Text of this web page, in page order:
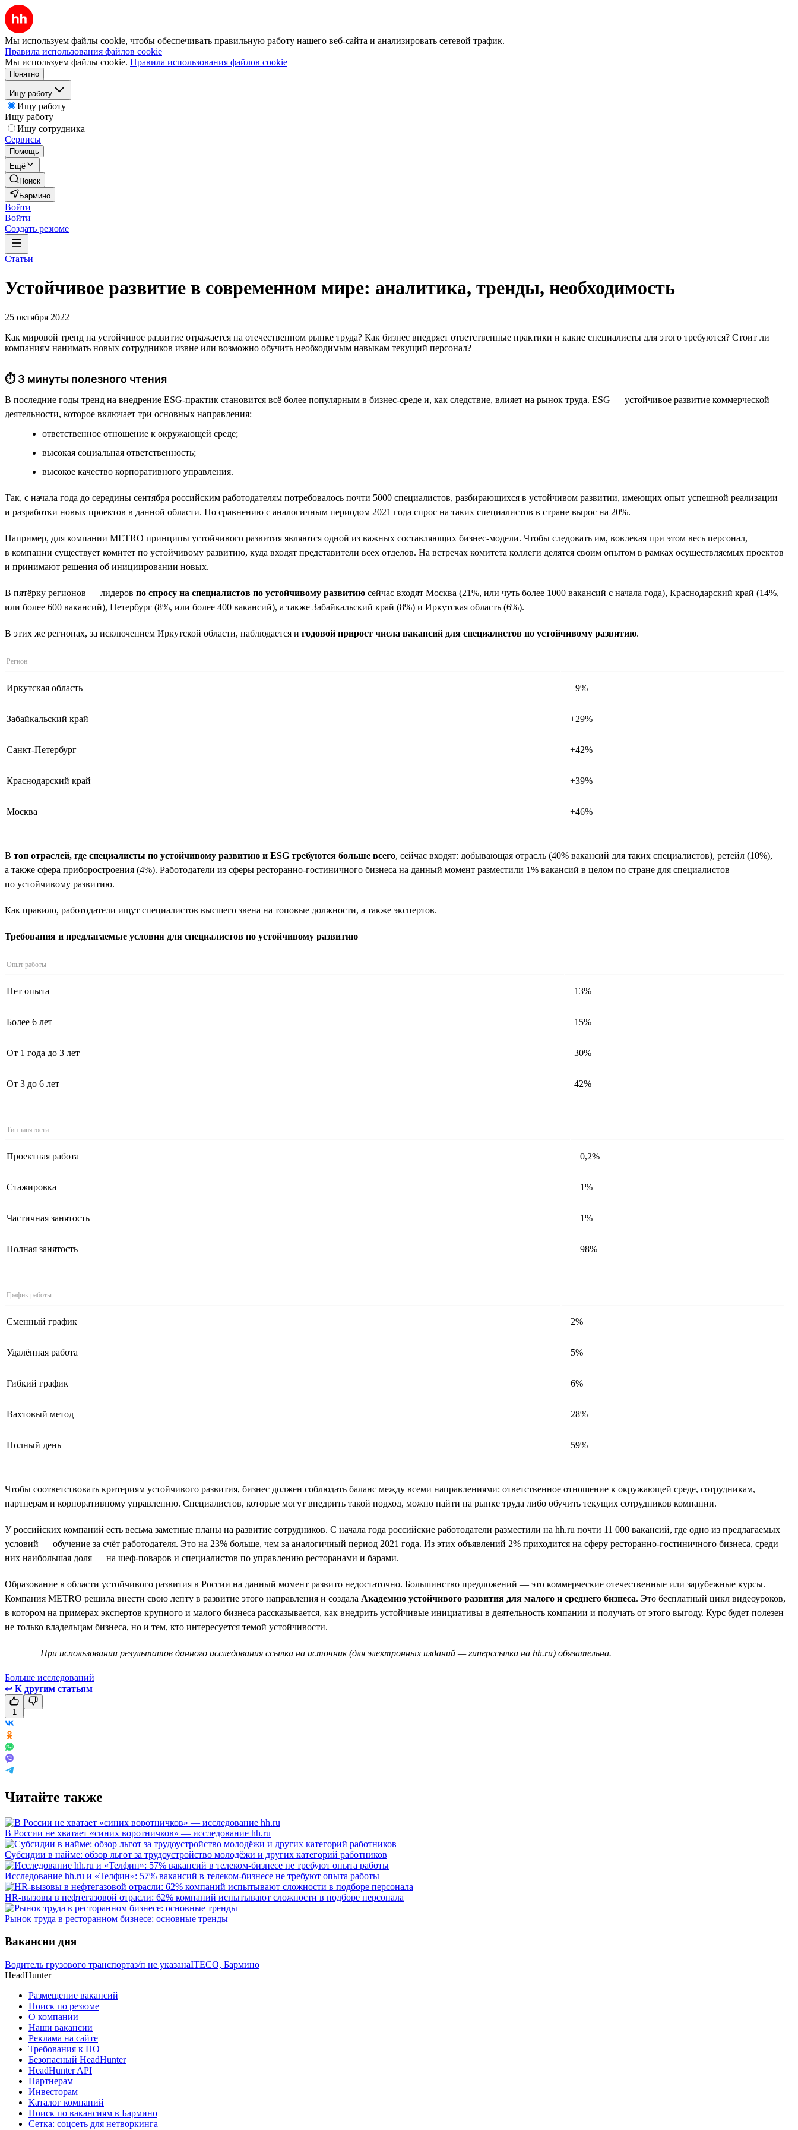
Мы используем файлы cookie, чтобы обеспечивать правильную работу нашего веб-сайта и анализировать сетевой трафик.
Правила использования файлов cookie
Мы используем файлы cookie. Правила использования файлов cookie
Понятно
Ищу работу
Ищу работу
Ищу работу
Ищу сотрудника
Сервисы
Помощь
Ещё
Поиск
Бармино
Войти
Войти
Создать резюме
Статьи
Устойчивое развитие в современном мире: аналитика, тренды, необходимость
25 октября 2022
Как мировой тренд на устойчивое развитие отражается на отечественном рынке труда? Как бизнес внедряет ответственные практики и какие специалисты для этого требуются? Стоит ли
компаниям нанимать новых сотрудников извне или возможно обучить необходимым навыкам текущий персонал?
⏱ 3 минуты полезного чтения
В последние годы тренд на внедрение ESG-практик становится всё более популярным в бизнес-среде и, как следствие, влияет на рынок труда. ESG — устойчивое развитие коммерческой
деятельности, которое включает три основных направления:
ответственное отношение к окружающей среде;
высокая социальная ответственность;
высокое качество корпоративного управления.
Так, с начала года до середины сентября российским работодателям потребовалось почти 5000 специалистов, разбирающихся в устойчивом развитии, имеющих опыт успешной реализации
и разработки новых проектов в данной области. По сравнению с аналогичным периодом 2021 года спрос на таких специалистов в стране вырос на 20%.
Например, для компании METRO принципы устойчивого развития являются одной из важных составляющих бизнес-модели. Чтобы следовать им, вовлекая при этом весь персонал,
в компании существует комитет по устойчивому развитию, куда входят представители всех отделов. На встречах комитета коллеги делятся своим опытом в рамках осуществляемых проектов
и принимают решения об инициировании новых.
В пятёрку регионов — лидеров по спросу на специалистов по устойчивому развитию сейчас входят Москва (21%, или чуть более 1000 вакансий с начала года), Краснодарский край (14%,
или более 600 вакансий), Петербург (8%, или более 400 вакансий), а также Забайкальский край (8%) и Иркутская область (6%).
В этих же регионах, за исключением Иркутской области, наблюдается и годовой прирост числа вакансий для специалистов по устойчивому развитию.
Регион
Иркутская область −9%
Забайкальский край +29%
Санкт-Петербург +42%
Краснодарский край +39%
Москва +46%
В топ отраслей, где специалисты по устойчивому развитию и ESG требуются больше всего, сейчас входят: добывающая отрасль (40% вакансий для таких специалистов), ретейл (10%),
а также сфера приборостроения (4%). Работодатели из сферы ресторанно-гостиничного бизнеса на данный момент разместили 1% вакансий в целом по стране для специалистов
по устойчивому развитию.
Как правило, работодатели ищут специалистов высшего звена на топовые должности, а также экспертов.
Требования и предлагаемые условия для специалистов по устойчивому развитию
Опыт работы
Нет опыта 13%
Более 6 лет 15%
От 1 года до 3 лет 30%
От 3 до 6 лет 42%
Тип занятости
Проектная работа 0,2%
Стажировка 1%
Частичная занятость 1%
Полная занятость 98%
График работы
Сменный график 2%
Удалённая работа 5%
Гибкий график 6%
Вахтовый метод 28%
Полный день 59%
Чтобы соответствовать критериям устойчивого развития, бизнес должен соблюдать баланс между всеми направлениями: ответственное отношение к окружающей среде, сотрудникам,
партнерам и корпоративному управлению. Специалистов, которые могут внедрить такой подход, можно найти на рынке труда либо обучить текущих сотрудников компании.
У российских компаний есть весьма заметные планы на развитие сотрудников. С начала года российские работодатели разместили на hh.ru почти 11 000 вакансий, где одно из предлагаемых
условий — обучение за счёт работодателя. Это на 23% больше, чем за аналогичный период 2021 года. Из этих объявлений 2% приходится на сферу ресторанно-гостиничного бизнеса, среди
них наибольшая доля — на шеф-поваров и специалистов по управлению ресторанами и барами.
Образование в области устойчивого развития в России на данный момент развито недостаточно. Большинство предложений — это коммерческие отечественные или зарубежные курсы.
Компания METRO решила внести свою лепту в развитие этого направления и создала Академию устойчивого развития для малого и среднего бизнеса. Это бесплатный цикл видеоуроков,
в котором на примерах экспертов крупного и малого бизнеса рассказывается, как внедрить устойчивые инициативы в деятельность компании и получать от этого выгоду. Курс будет полезен
не только владельцам бизнеса, но и тем, кто интересуется темой устойчивости.
При использовании результатов данного исследования ссылка на источник (для электронных изданий — гиперссылка на hh.ru) обязательна.
Больше исследований
↩ К другим статьям
1
Читайте также
В России не хватает «синих воротничков» — исследование hh.ru
Субсидии в найме: обзор льгот за трудоустройство молодёжи и других категорий работников
Исследование hh.ru и «Телфин»: 57% вакансий в телеком-бизнесе не требуют опыта работы
HR-вызовы в нефтегазовой отрасли: 62% компаний испытывают сложности в подборе персонала
Рынок труда в ресторанном бизнесе: основные тренды
Вакансии дня
Водитель грузового транспортаз/п не указанаITECO, Бармино
HeadHunter
Размещение вакансий
Поиск по резюме
О компании
Наши вакансии
Реклама на сайте
Требования к ПО
Безопасный HeadHunter
HeadHunter API
Партнерам
Инвесторам
Каталог компаний
Поиск по вакансиям в Бармино
Сетка: соцсеть для нетворкинга